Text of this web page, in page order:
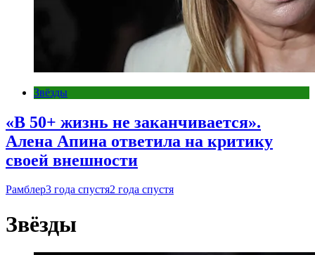
Звёзды
«В 50+ жизнь не заканчивается».
Алена Апина ответила на критику
своей внешности
Рамблер3 года спустя2 года спустя
Звёзды